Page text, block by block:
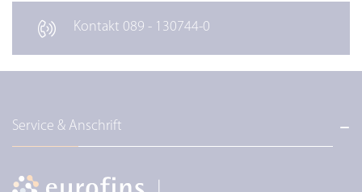
Kontakt 089 - 130744-0
Service & Anschrift